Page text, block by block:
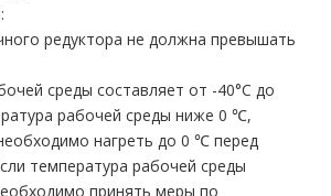
редуктора не должна превышать
среды составляет от -40°C до
рабочей среды ниже 0 ℃,
нагреть до 0 ℃ перед
температура рабочей среды
принять меры по